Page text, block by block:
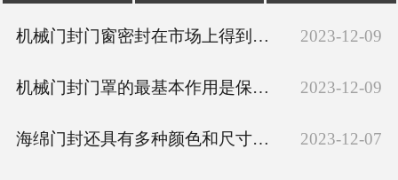
机械门封门窗密封在市场上得到了广泛的应用 2023-12-09
机械门封门罩的最基本作用是保护操作者免受意外伤害 2023-12-09
海绵门封还具有多种颜色和尺寸可供选择 2023-12-07